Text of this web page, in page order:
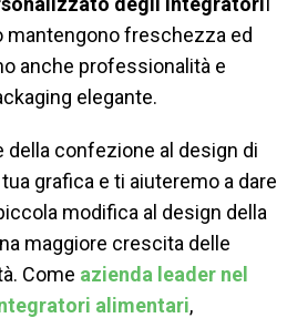
freschezza ed
anche professionalità e
elegante.
della confezione al design di
grafica e ti aiuteremo a dare
modifica al design della
maggiore crescita delle
Come azienda leader nel
alimentari,